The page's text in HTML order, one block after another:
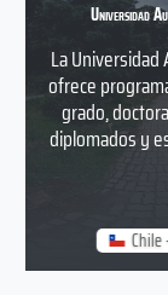
Chile
Universidad
La Universidad
ofrece
grado,
diplomados y